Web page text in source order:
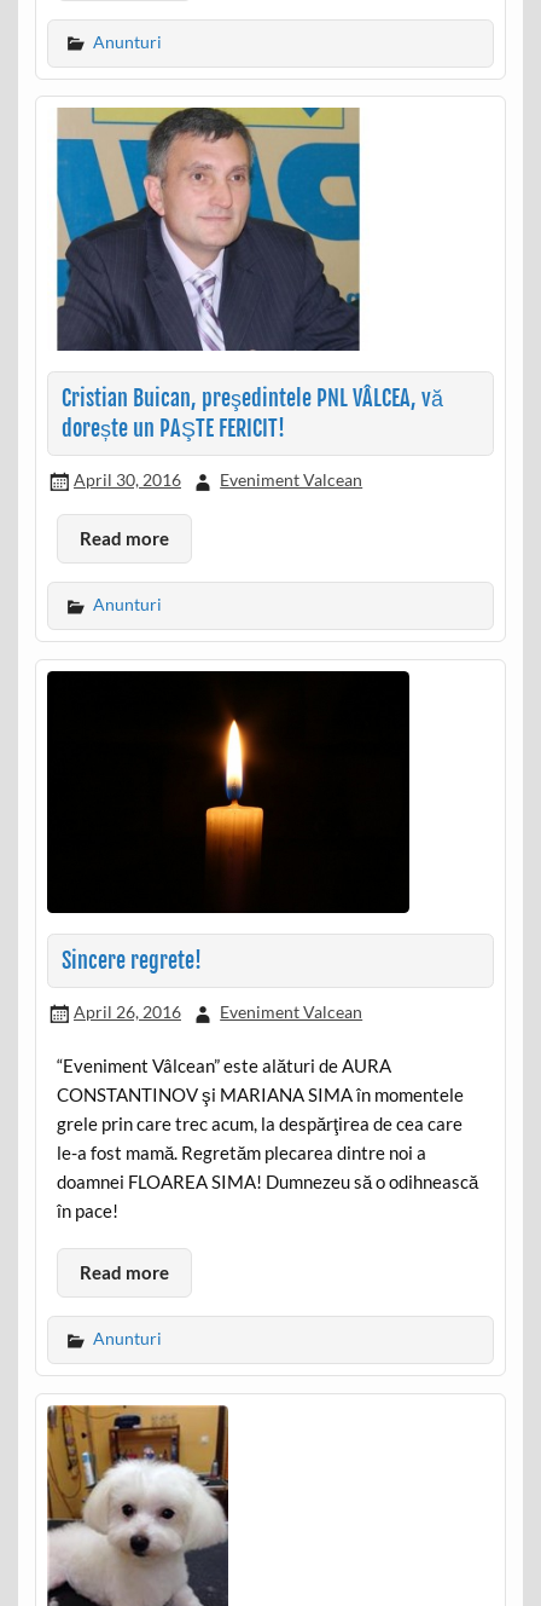
Anunturi
Cristian Buican, preşedintele PNL VÂLCEA, vă
dorește un PAŞTE FERICIT!
April 30, 2016 Eveniment Valcean
Read more
Anunturi
Sincere regrete!
April 26, 2016 Eveniment Valcean
“Eveniment Vâlcean” este alături de AURA
CONSTANTINOV şi MARIANA SIMA în momentele
grele prin care trec acum, la despărţirea de cea care
le-a fost mamă. Regretăm plecarea dintre noi a
doamnei FLOAREA SIMA! Dumnezeu să o odihnească
în pace!
Read more
Anunturi